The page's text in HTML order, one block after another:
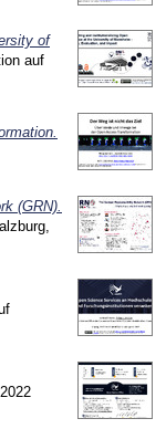
of
auf
(GRN).